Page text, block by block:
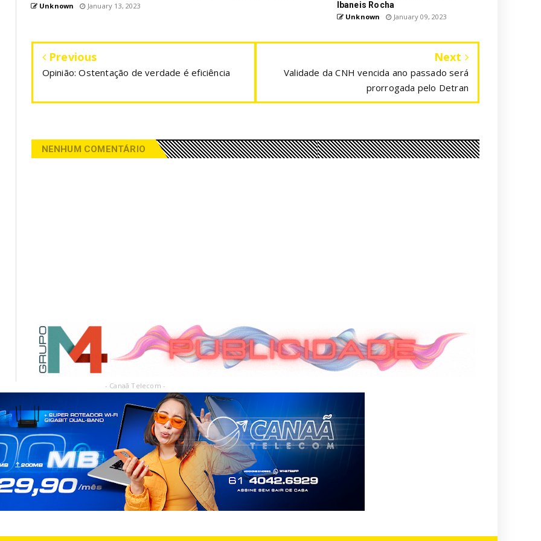
Unknown January 13, 2023
Ibaneis Rocha
Unknown January 09, 2023
Previous
Opinião: Ostentação de verdade é eficiência
Next
Validade da CNH vencida ano passado será
prorrogada pelo Detran
NENHUM COMENTÁRIO
- Canaã Telecom -